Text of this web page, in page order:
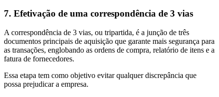
7. Efetivação de uma correspondência de 3 vias
A correspondência de 3 vias, ou tripartida, é a junção de três
documentos principais de aquisição que garante mais segurança para
as transações, englobando as ordens de compra, relatório de itens e a
fatura de fornecedores.
Essa etapa tem como objetivo evitar qualquer discrepância que
possa prejudicar a empresa.